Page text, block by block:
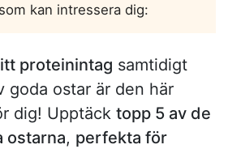
kan intressera dig:
proteinintag samtidigt
goda ostar är den här
dig! Upptäck topp 5 av de
ostarna, perfekta för